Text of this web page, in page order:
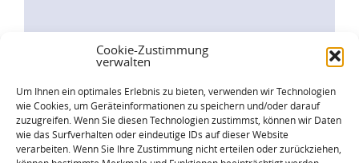
Cookie-Zustimmung
verwalten
Um Ihnen ein optimales Erlebnis zu bieten, verwenden wir Technologien
wie Cookies, um Geräteinformationen zu speichern und/oder darauf
zuzugreifen. Wenn Sie diesen Technologien zustimmst, können wir Daten
wie das Surfverhalten oder eindeutige IDs auf dieser Website
verarbeiten. Wenn Sie Ihre Zustimmung nicht erteilen oder zurückziehen,
Landesfamilienrat Baden-Württemberg
Gymnasiumstraße 43
JETZT
ABONNIEREN!